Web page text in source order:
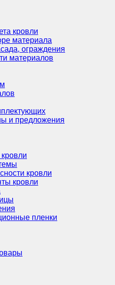
кровли
материала
ограждения
материалов
и предложения
кровли
кровли
пленки